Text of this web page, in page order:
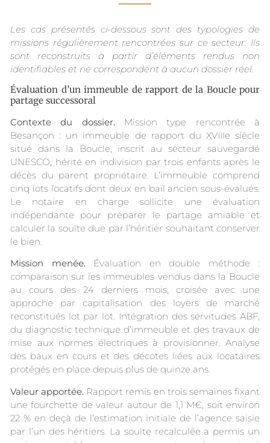
Les cas présentés ci-dessous sont des typologies de
missions régulièrement rencontrées sur ce secteur. Ils
sont reconstruits à partir d’éléments rendus non
identifiables et ne correspondent à aucun dossier réel.
Évaluation d’un immeuble de rapport de la Boucle pour
partage successoral
Contexte du dossier.Mission type rencontrée à
Besançon : un immeuble de rapport du XVIIIe siècle
situé dans la Boucle, inscrit au secteur sauvegardé
UNESCO, hérité en indivision par trois enfants après le
décès du parent propriétaire. L’immeuble comprend
cinq lots locatifs dont deux en bail ancien sous-évalués.
Le notaire en charge sollicite une évaluation
indépendante pour préparer le partage amiable et
calculer la soulte due par l’héritier souhaitant conserver
le bien.
Mission menée.Évaluation en double méthode :
comparaison sur les immeubles vendus dans la Boucle
au cours des 24 derniers mois, croisée avec une
approche par capitalisation des loyers de marché
reconstitués lot par lot. Intégration des servitudes ABF,
du diagnostic technique d’immeuble et des travaux de
mise aux normes électriques à provisionner. Analyse
des baux en cours et des décotes liées aux locataires
protégés en place depuis plus de quinze ans.
Valeur apportée. Rapport remis en trois semaines fixant
une fourchette de valeur autour de 1,1 M€, soit environ
22 % en deçà de l’estimation initiale de l’agence saisie
par l’un des héritiers. La soulte recalculée a permis un